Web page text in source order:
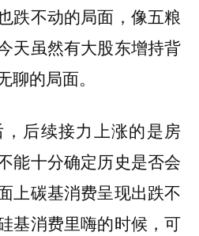
跌不动的局面，像五粮
天虽然有大股东增持背
的局面。
后续接力上涨的是房
能十分确定历史是否会
上碳基消费呈现出跌不
基消费里嗨的时候，可